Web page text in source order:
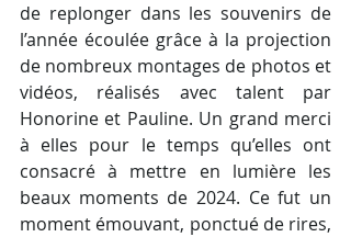
de replonger dans les souvenirs de
l’année écoulée grâce à la projection
de nombreux montages de photos et
vidéos, réalisés avec talent par
Honorine et Pauline. Un grand merci
à elles pour le temps qu’elles ont
consacré à mettre en lumière les
beaux moments de 2024. Ce fut un
moment émouvant, ponctué de rires,